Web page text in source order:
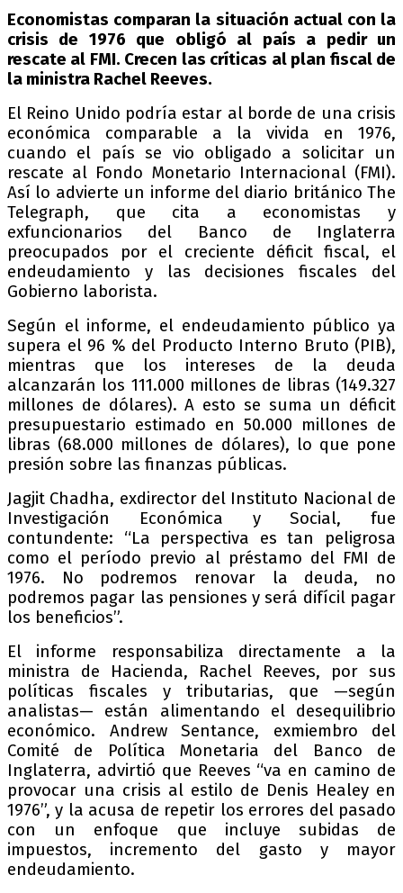
Economistas comparan la situación actual con la
crisis de 1976 que obligó al país a pedir un
rescate al FMI. Crecen las críticas al plan fiscal de
la ministra Rachel Reeves.
El Reino Unido podría estar al borde de una crisis
económica comparable a la vivida en 1976,
cuando el país se vio obligado a solicitar un
rescate al Fondo Monetario Internacional (FMI).
Así lo advierte un informe del diario británico The
Telegraph, que cita a economistas y
exfuncionarios del Banco de Inglaterra
preocupados por el creciente déficit fiscal, el
endeudamiento y las decisiones fiscales del
Gobierno laborista.
Según el informe, el endeudamiento público ya
supera el 96 % del Producto Interno Bruto (PIB),
mientras que los intereses de la deuda
alcanzarán los 111.000 millones de libras (149.327
millones de dólares). A esto se suma un déficit
presupuestario estimado en 50.000 millones de
libras (68.000 millones de dólares), lo que pone
presión sobre las finanzas públicas.
Jagjit Chadha, exdirector del Instituto Nacional de
Investigación Económica y Social, fue
contundente: “La perspectiva es tan peligrosa
como el período previo al préstamo del FMI de
1976. No podremos renovar la deuda, no
podremos pagar las pensiones y será difícil pagar
los beneficios”.
El informe responsabiliza directamente a la
ministra de Hacienda, Rachel Reeves, por sus
políticas fiscales y tributarias, que —según
analistas— están alimentando el desequilibrio
económico. Andrew Sentance, exmiembro del
Comité de Política Monetaria del Banco de
Inglaterra, advirtió que Reeves “va en camino de
provocar una crisis al estilo de Denis Healey en
1976”, y la acusa de repetir los errores del pasado
con un enfoque que incluye subidas de
impuestos, incremento del gasto y mayor
endeudamiento.